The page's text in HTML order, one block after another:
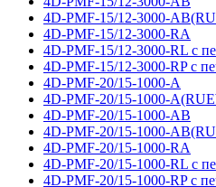
4D-PMF-15/12-3000-
4D-PMF-15/12-3000-RA
4D-PMF-15/12-3000-RL с
4D-PMF-15/12-3000-RP с
4D-PMF-20/15-1000-A
4D-PMF-20/15-1000-
4D-PMF-20/15-1000-AB
4D-PMF-20/15-1000-
4D-PMF-20/15-1000-RA
4D-PMF-20/15-1000-RL с
4D-PMF-20/15-1000-RP с